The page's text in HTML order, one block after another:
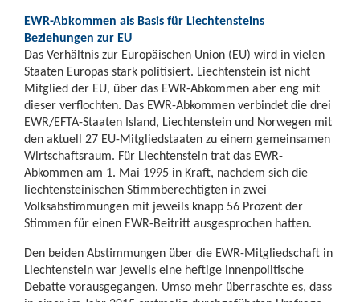
EWR-Abkommen als Basis für Liechtensteins
Beziehungen zur EU
Das Verhältnis zur Europäischen Union (EU) wird in vielen
Staaten Europas stark politisiert. Liechtenstein ist nicht
Mitglied der EU, über das EWR-Abkommen aber eng mit
dieser verflochten. Das EWR-Abkommen verbindet die drei
EWR/EFTA-Staaten Island, Liechtenstein und Norwegen mit
den aktuell 27 EU-Mitgliedstaaten zu einem gemeinsamen
Wirtschaftsraum. Für Liechtenstein trat das EWR-
Abkommen am 1. Mai 1995 in Kraft, nachdem sich die
liechtensteinischen Stimmberechtigten in zwei
Volksabstimmungen mit jeweils knapp 56 Prozent der
Stimmen für einen EWR-Beitritt ausgesprochen hatten.
Den beiden Abstimmungen über die EWR-Mitgliedschaft in
Liechtenstein war jeweils eine heftige innenpolitische
Debatte vorausgegangen. Umso mehr überraschte es, dass